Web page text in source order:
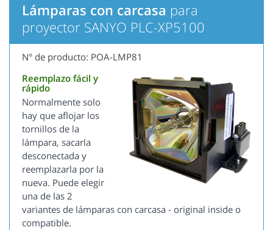
Lámparas con carcasa para
proyector SANYO PLC-XP5100
N° de producto: POA-LMP81
Reemplazo fácil y
rápido
Normalmente solo
hay que aflojar los
tornillos de la
lámpara, sacarla
desconectada y
reemplazarla por la
nueva. Puede elegir
una de las 2
variantes de lámparas con carcasa - original inside o
compatible.